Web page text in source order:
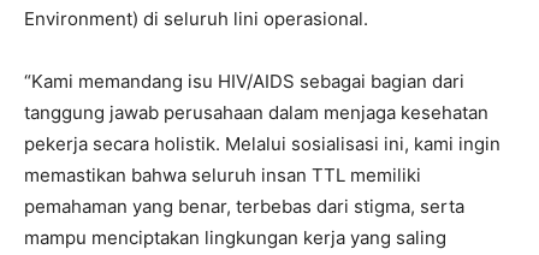
Environment) di seluruh lini operasional.
“Kami memandang isu HIV/AIDS sebagai bagian dari
tanggung jawab perusahaan dalam menjaga kesehatan
pekerja secara holistik. Melalui sosialisasi ini, kami ingin
memastikan bahwa seluruh insan TTL memiliki
pemahaman yang benar, terbebas dari stigma, serta
mampu menciptakan lingkungan kerja yang saling